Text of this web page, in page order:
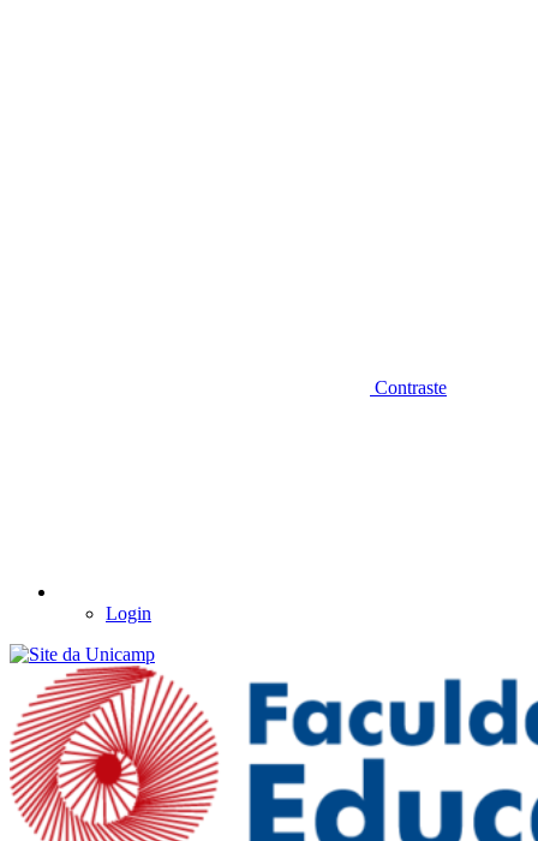
Contraste
Login